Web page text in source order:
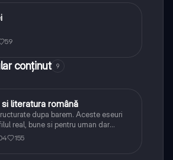
română
59
conținut 9
română
literatura română
dupa barem. Aceste eseuri
real, bune si pentru uman dar
personaje si caracrerizarile.
155